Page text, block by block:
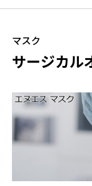
マスク
サージカル